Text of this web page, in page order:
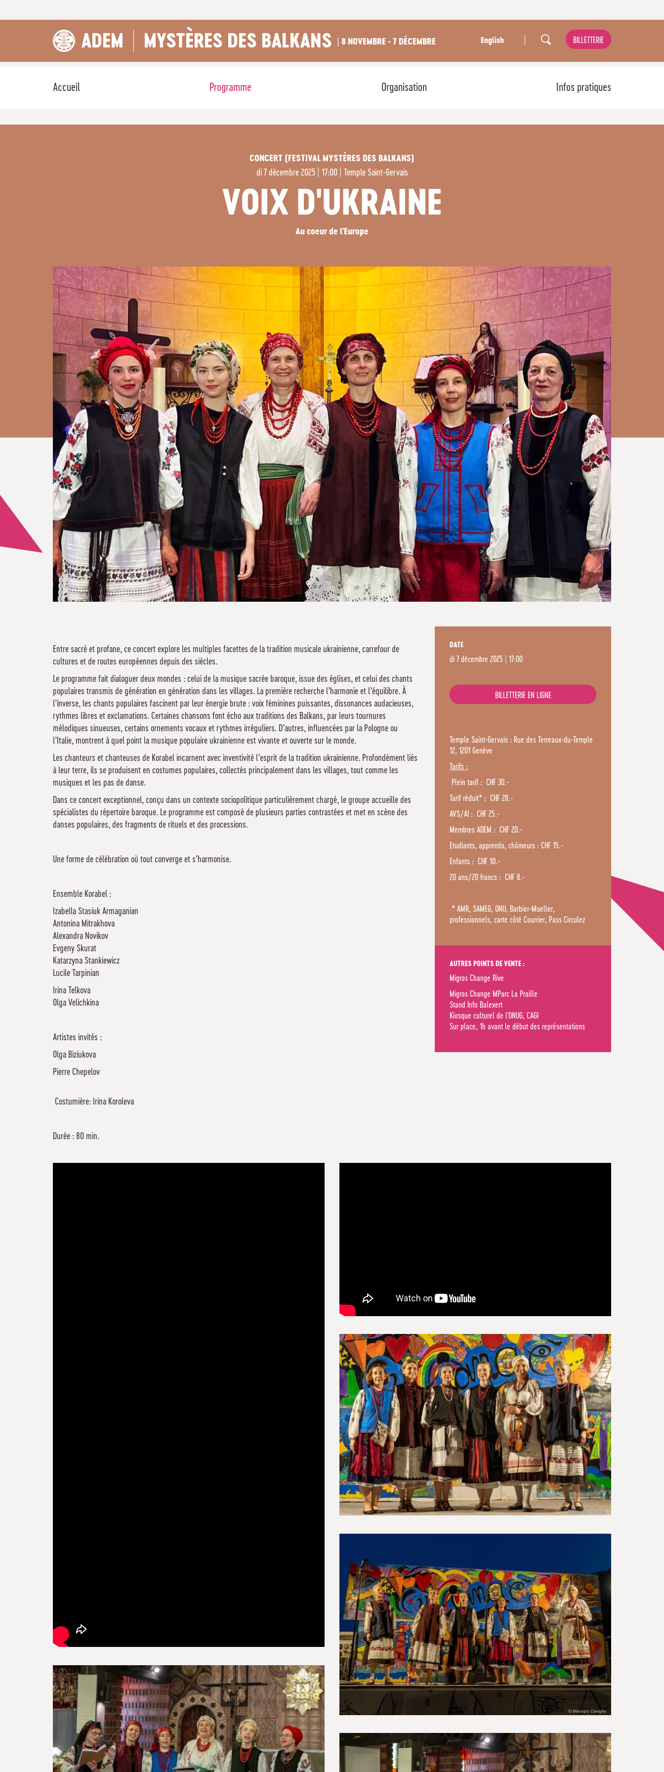
ADEM MYSTÈRES DES BALKANS | 8 NOVEMBRE - 7 DÉCEMBRE BILLETTERIE
English
Accueil Programme Organisation Infos pratiques
CONCERT (FESTIVAL MYSTÈRES DES BALKANS)
di 7 décembre 2025 | 17:00| Temple Saint-Gervais
VOIX D'UKRAINE
Au coeur de l'Europe
Entre sacré et profane, ce concert explore les multiples facettes de la tradition musicale ukrainienne, carrefour de
cultures et de routes européennes depuis des siècles.
Le programme fait dialoguer deux mondes : celui de la musique sacrée baroque, issue des églises, et celui des chants
populaires transmis de génération en génération dans les villages. La première recherche l’harmonie et l’équilibre. À
l’inverse, les chants populaires fascinent par leur énergie brute : voix féminines puissantes, dissonances audacieuses,
rythmes libres et exclamations. Certaines chansons font écho aux traditions des Balkans, par leurs tournures
mélodiques sinueuses, certains ornements vocaux et rythmes irréguliers. D’autres, influencées par la Pologne ou
l’Italie, montrent à quel point la musique populaire ukrainienne est vivante et ouverte sur le monde.
Les chanteurs et chanteuses de Korabel incarnent avec inventivité l’esprit de la tradition ukrainienne. Profondément liés
à leur terre, ils se produisent en costumes populaires, collectés principalement dans les villages, tout comme les
musiques et les pas de danse.
Dans ce concert exceptionnel, conçu dans un contexte sociopolitique particulièrement chargé, le groupe accueille des
spécialistes du répertoire baroque. Le programme est composé de plusieurs parties contrastées et met en scène des
danses populaires, des fragments de rituels et des processions.
Une forme de célébration où tout converge et s’harmonise.
Ensemble Korabel :
Izabella Stasiuk Armaganian
Antonina Mitrakhova
Alexandra Novikov
Evgeny Skurat
Katarzyna Stankiewicz
Lucile Tarpinian
Irina Telkova
Olga Velichkina
Artistes invités :
Olga Biziukova
Pierre Chepelov
Costumière: Irina Koroleva
Durée : 80 min.
DATE
di 7 décembre 2025 | 17:00
BILLETTERIE EN LIGNE
Temple Saint-Gervais : Rue des Terreaux-du-Temple
12, 1201 Genève
Tarifs :
Plein tarif : CHF 30.-
Tarif réduit* : CHF 28.-
AVS/AI : CHF 25.-
Membres ADEM : CHF 20.-
Etudiants, apprentis, chômeurs : CHF 15.-
Enfants : CHF 10.-
20 ans/20 francs : CHF 8.-
* AMR, SAMEG, ONU, Barbier-Mueller,
professionnels, carte côté Courrier, Pass Circulez
AUTRES POINTS DE VENTE :
Migros Change Rive
Migros Change MParc La Praille
Stand Info Balexert
Kiosque culturel de l'ONUG, CAGI
Sur place, 1h avant le début des représentations